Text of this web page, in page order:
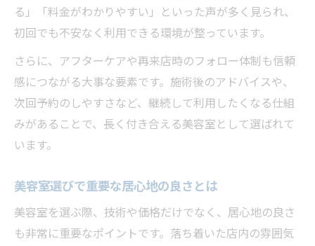
る」「料金がわかりやすい」といった声が多く見られ、
初回でも不安なく利用できる環境が整っています。
さらに、アフターケアや再来店時のフォロー体制も信頼
感につながる大事な要素です。施術後のアドバイスや、
次回予約のしやすさなど、継続して利用したくなる仕組
みがあることで、長く付き合える美容室として選ばれて
います。
美容室選びで重要な居心地の良さとは
美容室を選ぶ際、技術や価格だけでなく、居心地の良さ
も非常に重要なポイントです。落ち着いた店内の雰囲気